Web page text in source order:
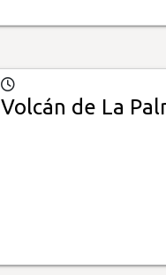
Volcán de La